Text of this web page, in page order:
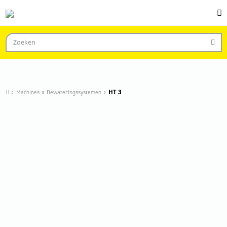
Machines Bewateringssystemen HT 3